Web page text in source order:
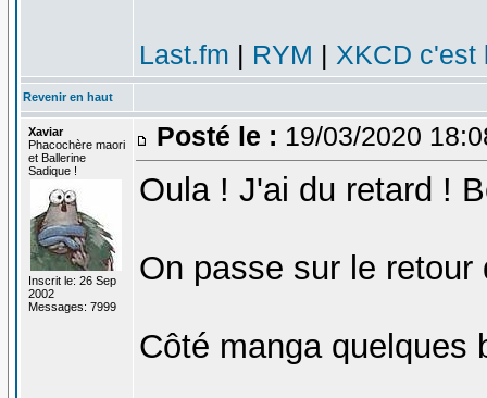
Last.fm | RYM | XKCD c'est
Revenir en haut
Xaviar
Phacochère maori
et Ballerine
Sadique !
Inscrit le: 26 Sep
2002
Messages: 7999
Posté le : 19/03/2020
Oula ! J'ai du retard !
On passe sur le
Côté manga quelques